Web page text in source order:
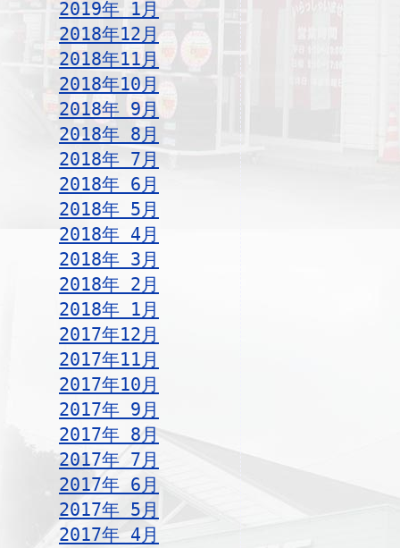
2019年 1月
2018年12月
2018年11月
2018年10月
2018年 9月
2018年 8月
2018年 7月
2018年 6月
2018年 5月
2018年 4月
2018年 3月
2018年 2月
2018年 1月
2017年12月
2017年11月
2017年10月
2017年 9月
2017年 8月
2017年 7月
2017年 6月
2017年 5月
2017年 4月